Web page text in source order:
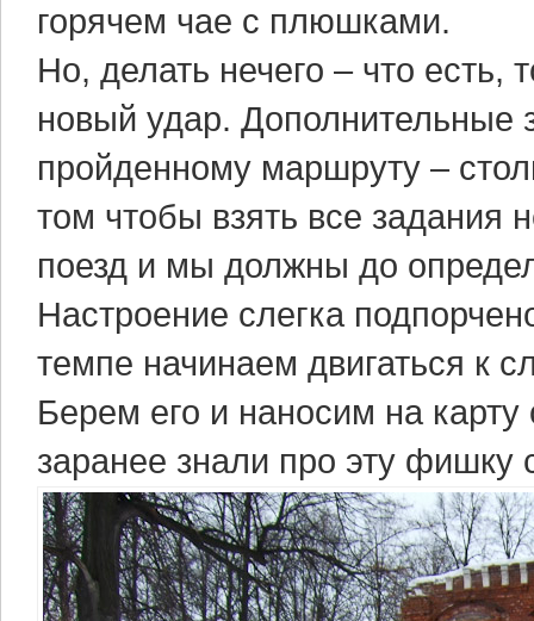
горячем чае с плюшками.
Но, делать нечего – что
новый удар. Дополнительные
пройденному маршруту –
том чтобы взять все задания
поезд и мы должны до
Настроение слегка
темпе начинаем двигаться к
Берем его и наносим на
заранее знали про эту